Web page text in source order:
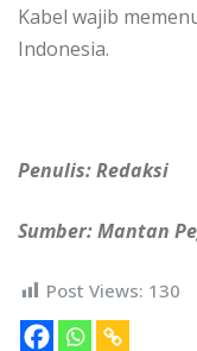
Kabel wajib
Indonesia.
Penulis: Redaksi
Sumber: Mantan
Post Views: 130